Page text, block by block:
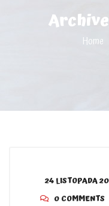
Home
24 LISTOPADA
0 COMMENTS